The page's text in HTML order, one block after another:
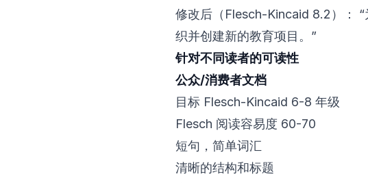
修改后（Flesch-Kincaid 8.2）：
织并创建新的教育项目。”
针对不同读者的可读性
公众/消费者文档
目标 Flesch-Kincaid 6-8 年级
Flesch 阅读容易度 60-70
短句，简单词汇
清晰的结构和标题